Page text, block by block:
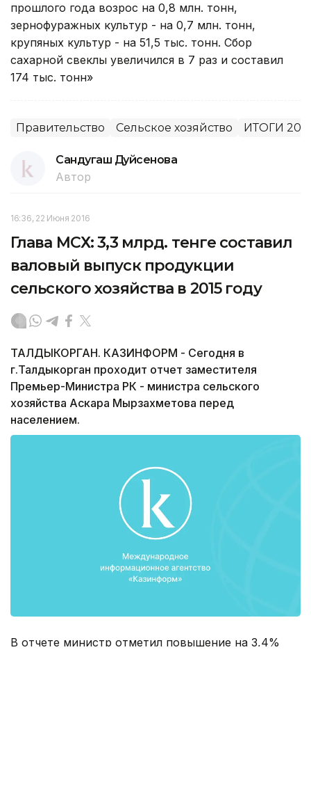
прошлого года возрос на 0,8 млн. тонн,
зернофуражных культур - на 0,7 млн. тонн,
крупяных культур - на 51,5 тыс. тонн. Сбор
сахарной свеклы увеличился в 7 раз и составил
174 тыс. тонн»
Правительство Сельское хозяйство ИТОГИ 2015
Сандугаш Дуйсенова
Автор
16:36, 22 Июня 2016
Глава МСХ: 3,3 млрд. тенге составил
валовый выпуск продукции
сельского хозяйства в 2015 году
ТАЛДЫКОРГАН. КАЗИНФОРМ - Сегодня в
г.Талдыкорган проходит отчет заместителя
Премьер-Министра РК - министра сельского
хозяйства Аскара Мырзахметова перед
населением.
В отчете министр отметил повышение на 3,4%